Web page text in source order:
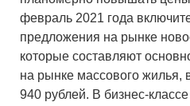
февраль 2021 года
предложения на рынке
которые составляют
на рынке массового жилья,
940 рублей. В бизнес-